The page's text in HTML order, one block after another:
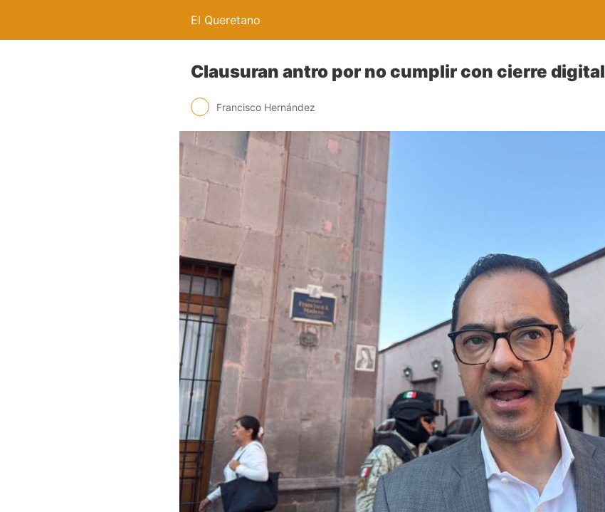
El Queretano
Clausuran antro por no cumplir con cierre digital
Francisco Hernández